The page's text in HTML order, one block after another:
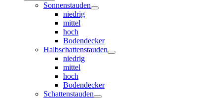
Sonnenstauden
niedrig
mittel
hoch
Bodendecker
Halbschattenstauden
niedrig
mittel
hoch
Bodendecker
Schattenstauden